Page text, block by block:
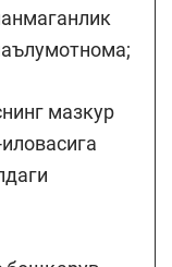
мазкур